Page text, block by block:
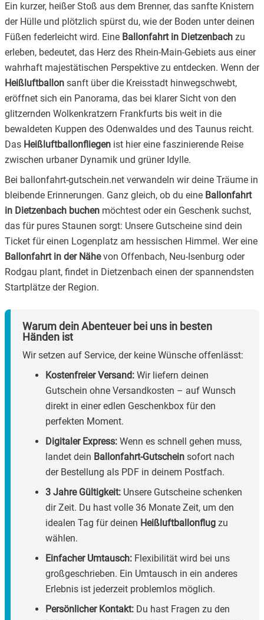
2. Unsere Optionen in Dietzenbach: Wähle dein Erlebnis
2.1 Die klassische Rundfahrt:
2.2 Exklusivfahrt für zwei:
3. Wichtig zu wissen: Sicherheit & Teilnahme
4. Bereit für den Himmel über Dietzenbach?
Ein kurzer, heißer Stoß aus dem Brenner, das sanfte Knistern
der Hülle und plötzlich spürst du, wie der Boden unter deinen
Füßen federleicht wird. Eine Ballonfahrt in Dietzenbach zu
erleben, bedeutet, das Herz des Rhein-Main-Gebiets aus einer
wahrhaft majestätischen Perspektive zu entdecken. Wenn der
Heißluftballon sanft über die Kreisstadt hinwegschwebt,
eröffnet sich ein Panorama, das bei klarer Sicht von den
glitzernden Wolkenkratzern Frankfurts bis weit in die
bewaldeten Kuppen des Odenwaldes und des Taunus reicht.
Das Heißluftballonfliegen ist hier eine faszinierende Reise
zwischen urbaner Dynamik und grüner Idylle.
Bei ballonfahrt-gutschein.net verwandeln wir deine Träume in
bleibende Erinnerungen. Ganz gleich, ob du eine Ballonfahrt
in Dietzenbach buchen möchtest oder ein Geschenk suchst,
das für pures Staunen sorgt: Unsere Gutscheine sind dein
Ticket für einen Logenplatz am hessischen Himmel. Wer eine
Ballonfahrt in der Nähevon Offenbach, Neu-Isenburg oder
Rodgau plant, findet in Dietzenbach einen der spannendsten
Startplätze der Region.
Warum dein Abenteuer bei uns in besten
Händen ist
Wir setzen auf Service, der keine Wünsche offenlässt:
Kostenfreier Versand: Wir liefern deinen
Gutschein ohne Versandkosten – auf Wunsch
direkt in einer edlen Geschenkbox für den
perfekten Moment.
Digitaler Express: Wenn es schnell gehen muss,
landet dein Ballonfahrt-Gutschein sofort nach
der Bestellung als PDF in deinem Postfach.
3 Jahre Gültigkeit: Unsere Gutscheine schenken
dir Zeit. Du hast volle 36 Monate Zeit, um den
idealen Tag für deinen Heißluftballonflug zu
wählen.
Einfacher Umtausch: Flexibilität wird bei uns
großgeschrieben. Ein Umtausch in ein anderes
Erlebnis ist jederzeit problemlos möglich.
Persönlicher Kontakt: Du hast Fragen zu den